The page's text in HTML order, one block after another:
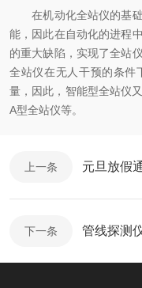
在机动化全站仪的基础
能，因此在自动化的进程
的重大缺陷，实现了全站
全站仪在无人干预的条件
量，因此，智能型全站仪
A型全站仪等。
上一条 元旦放假
下一条 管线探测